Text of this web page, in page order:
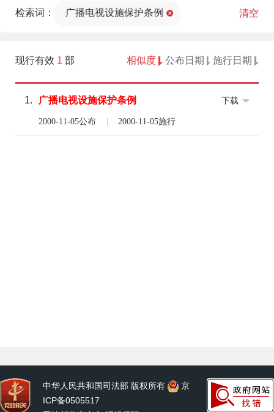
法部官网)同步公布
检索词： 广播电视设施保护条例 清空
现行有效 1 部 相似度 公布日期 施行日期
1. 广播电视设施保护条例
2000-11-05公布 2000-11-05施行
下载
中华人民共和国司法部 版权所有
京
ICP备0505517